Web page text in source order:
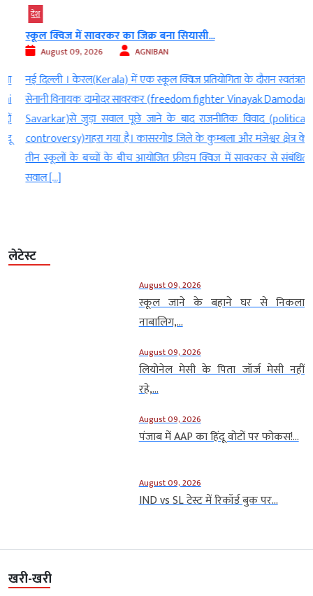
स्कूल क्विज में सावरकर का जिक्र बना सियासी...
August 09, 2026 AGNIBAN
नई दिल्ली । केरल(Kerala) में एक स्कूल क्विज प्रतियोगिता के दौरान स्वतंत्रता
सेनानी विनायक दामोदर सावरकर (freedom fighter Vinayak Damodar
Savarkar)से जुड़ा सवाल पूछे जाने के बाद राजनीतिक विवाद (political
controversy)गहरा गया है। कासरगोड जिले के कुम्बला और मंजेश्वर क्षेत्र के
तीन स्कूलों के बच्चों के बीच आयोजित फ्रीडम क्विज में सावरकर से संबंधित
सवाल […]
लेटेस्ट
August 09, 2026
स्कूल जाने के बहाने घर से निकला
नाबालिग,...
August 09, 2026
लियोनेल मेसी के पिता जॉर्ज मेसी नहीं
रहे,...
August 09, 2026
पंजाब में AAP का हिंदू वोटों पर फोकस!...
August 09, 2026
IND vs SL टेस्ट में रिकॉर्ड बुक पर...
खरी-खरी